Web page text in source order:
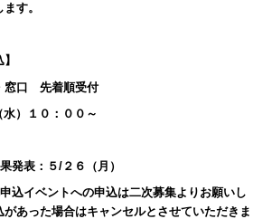
す。
窓口 先着順受付
）１０：００～
発表：５/２６（月）
込イベントへの申込は二次募集よりお願いし
があった場合はキャンセルとさせていただきま